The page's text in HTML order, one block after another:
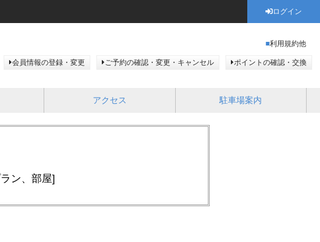
ログイン
利用規約他
会員情報の登録・変更 ご予約の確認・変更・キャンセル ポイントの確認・交換
アクセス 駐車場案内
ン、部屋]